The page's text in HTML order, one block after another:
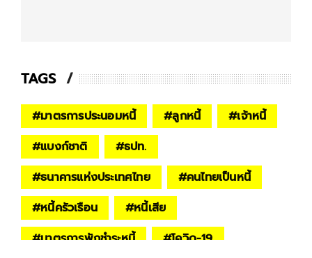
TAGS
#มาตรการประนอมหนี้ #ลูกหนี้ #เจ้าหนี้
#แบงก์ชาติ #ธปท.
#ธนาคารแห่งประเทศไทย #คนไทยเป็นหนี้
#หนี้ครัวเรือน #หนี้เสีย
#มาตรการพักชำระหนี้ #โควิด-19